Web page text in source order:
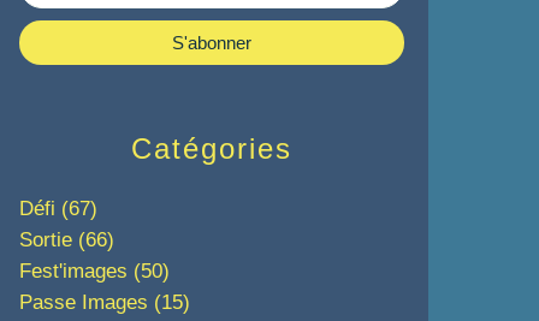
Catégories
Défi (67)
Sortie (66)
Fest'images (50)
Passe Images (15)